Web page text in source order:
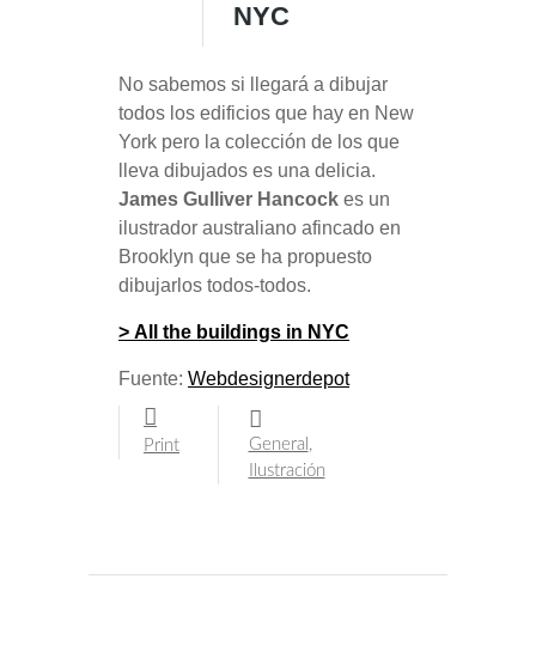
NYC
No sabemos si llegará a dibujar
todos los edificios que hay en New
York pero la colección de los que
lleva dibujados es una delicia.
James Gulliver Hancock es un
ilustrador australiano afincado en
Brooklyn que se ha propuesto
dibujarlos todos-todos.
> All the buildings in NYC
Fuente: Webdesignerdepot
Print General ,
Ilustración